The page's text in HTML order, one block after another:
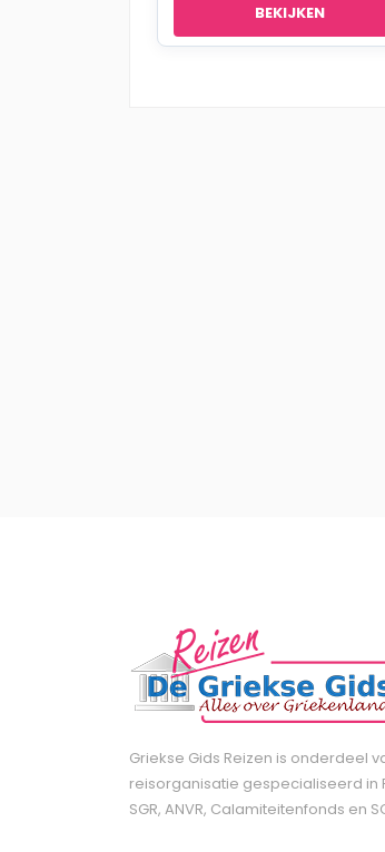
BEKIJKEN
Griekse Gids Reizen is onderdeel
reisorganisatie gespecialiseerd in
SGR, ANVR, Calamiteitenfonds en